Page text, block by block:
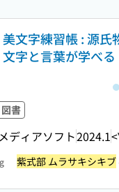
美文字練習帳 : 源氏
文字と言葉が学べる
図書
メディアソフト2024.1
紫式部 ムラサキシキブ